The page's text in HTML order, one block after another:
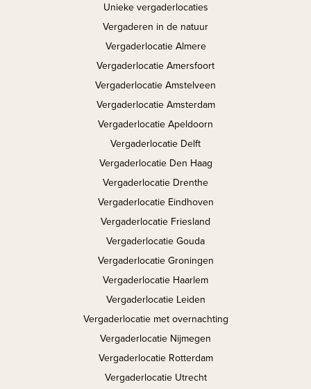
Unieke vergaderlocaties
Vergaderen in de natuur
Vergaderlocatie Almere
Vergaderlocatie Amersfoort
Vergaderlocatie Amstelveen
Vergaderlocatie Amsterdam
Vergaderlocatie Apeldoorn
Vergaderlocatie Delft
Vergaderlocatie Den Haag
Vergaderlocatie Drenthe
Vergaderlocatie Eindhoven
Vergaderlocatie Friesland
Vergaderlocatie Gouda
Vergaderlocatie Groningen
Vergaderlocatie Haarlem
Vergaderlocatie Leiden
Vergaderlocatie met overnachting
Vergaderlocatie Nijmegen
Vergaderlocatie Rotterdam
Vergaderlocatie Utrecht